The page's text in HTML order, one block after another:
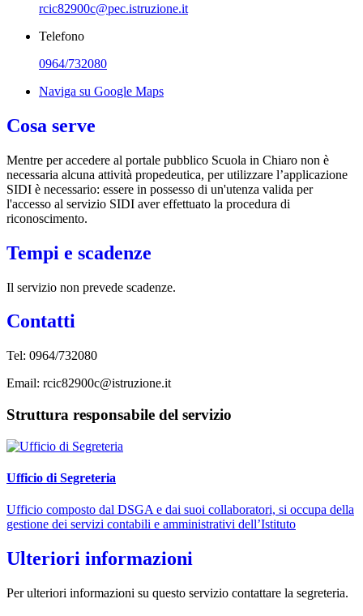
rcic82900c@pec.istruzione.it
Telefono
0964/732080
Naviga su Google Maps
Cosa serve
Mentre per accedere al portale pubblico Scuola in Chiaro non è
necessaria alcuna attività propedeutica, per utilizzare l’applicazione
SIDI è necessario: essere in possesso di un'utenza valida per
l'accesso al servizio SIDI aver effettuato la procedura di
riconoscimento.
Tempi e scadenze
Il servizio non prevede scadenze.
Contatti
Tel: 0964/732080
Email: rcic82900c@istruzione.it
Struttura responsabile del servizio
Ufficio di Segreteria
Ufficio composto dal DSGA e dai suoi collaboratori, si occupa della
gestione dei servizi contabili e amministrativi dell’Istituto
Ulteriori informazioni
Per ulteriori informazioni su questo servizio contattare la segreteria.